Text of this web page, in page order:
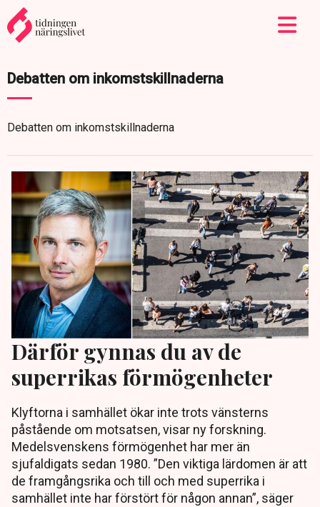
Debatten om inkomstskillnaderna
Debatten om inkomstskillnaderna
Därför gynnas du av de
superrikas förmögenheter
Klyftorna i samhället ökar inte trots vänsterns
påstående om motsatsen, visar ny forskning.
Medelsvenskens förmögenhet har mer än
sjufaldigats sedan 1980. ”Den viktiga lärdomen är att
de framgångsrika och till och med superrika i
samhället inte har förstört för någon annan”, säger